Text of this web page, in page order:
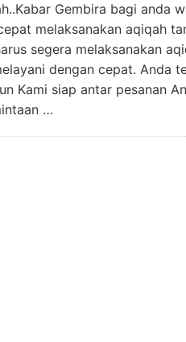
Gembira bagi anda
melaksanakan aqiqah
segera melaksanakan
dengan cepat. Anda
Kami siap antar pesanan
…